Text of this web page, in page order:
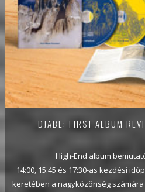
DJABE: FIRST ALBUM
High-End album
14:00, 15:45 és 17:30-as kezdési
keretében a nagyközönség